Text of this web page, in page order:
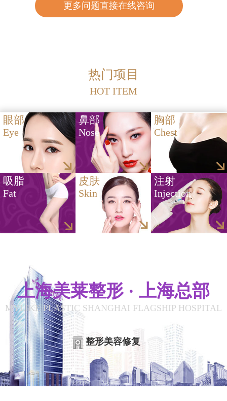
更多问题直接在线咨询
热门项目
HOT ITEM
眼部
Eye
鼻部
Nose
胸部
Chest
吸脂
Fat
皮肤
Skin
注射
Injection
上海美莱整形 · 上海总部
MYLIKE PLASTIC SHANGHAI FLAGSHIP HOSPITAL
整形美容修复